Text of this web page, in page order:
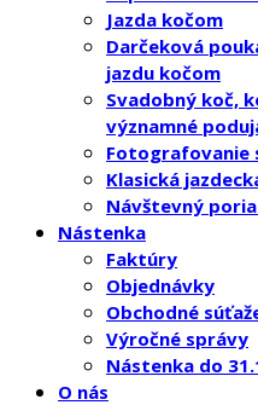
Jazda kočom
Darčeková
jazdu kočom
Svadobný koč,
významné
Fotografovanie
Klasická
Návštevný
Nástenka
Faktúry
Objednávky
Obchodné
Výročné správy
Nástenka do
O nás